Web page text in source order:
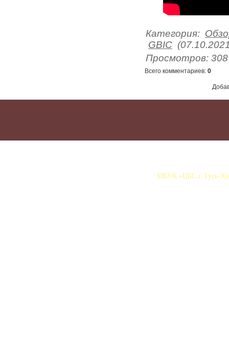
Категория:
GBIC
Просмотров: 308
Всего комментариев: 0
МБУК «ЦБС г. Гусь-